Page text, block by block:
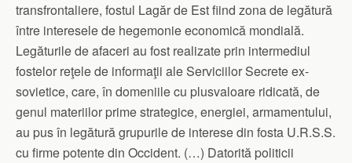
transfrontaliere, fostul Lagăr de Est fiind zona de legătură
între interesele de hegemonie economică mondială.
Legăturile de afaceri au fost realizate prin intermediul
fostelor reţele de informaţii ale Serviciilor Secrete ex-
sovietice, care, în domeniile cu plusvaloare ridicată, de
genul materiilor prime strategice, energiei, armamentului,
au pus în legătură grupurile de interese din fosta U.R.S.S.
cu firme potente din Occident. (…) Datorită politicii